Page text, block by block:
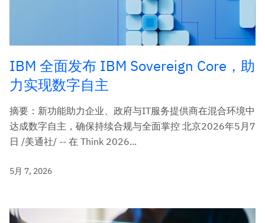
IBM 全面发布 IBM Sovereign Core，助
力实现数字自主
摘要：新功能助力企业、政府与IT服务提供商在混合环境中
达成数字自主，确保持续合规与全面掌控 北京2026年5月7
日 /美通社/ -- 在 Think 2026...
5月 7, 2026